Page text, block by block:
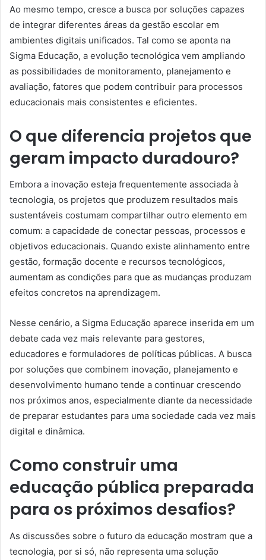
Ao mesmo tempo, cresce a busca por soluções capazes
de integrar diferentes áreas da gestão escolar em
ambientes digitais unificados. Tal como se aponta na
Sigma Educação, a evolução tecnológica vem ampliando
as possibilidades de monitoramento, planejamento e
avaliação, fatores que podem contribuir para processos
educacionais mais consistentes e eficientes.
O que diferencia projetos que
geram impacto duradouro?
Embora a inovação esteja frequentemente associada à
tecnologia, os projetos que produzem resultados mais
sustentáveis costumam compartilhar outro elemento em
comum: a capacidade de conectar pessoas, processos e
objetivos educacionais. Quando existe alinhamento entre
gestão, formação docente e recursos tecnológicos,
aumentam as condições para que as mudanças produzam
efeitos concretos na aprendizagem.
Nesse cenário, a Sigma Educação aparece inserida em um
debate cada vez mais relevante para gestores,
educadores e formuladores de políticas públicas. A busca
por soluções que combinem inovação, planejamento e
desenvolvimento humano tende a continuar crescendo
nos próximos anos, especialmente diante da necessidade
de preparar estudantes para uma sociedade cada vez mais
digital e dinâmica.
Como construir uma
educação pública preparada
para os próximos desafios?
As discussões sobre o futuro da educação mostram que a
tecnologia, por si só, não representa uma solução